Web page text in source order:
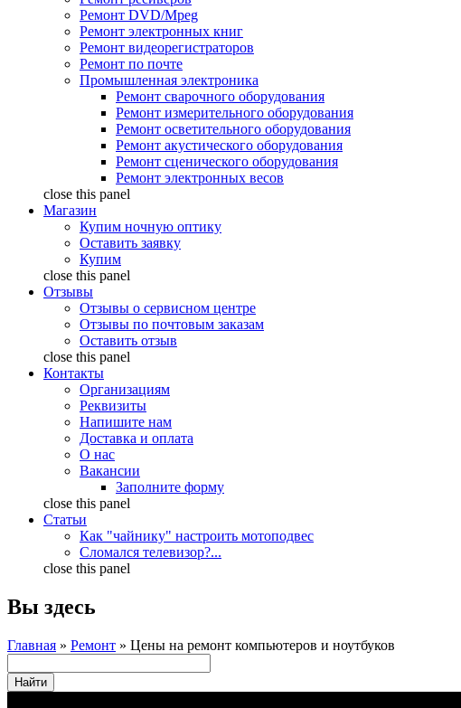
Ремонт DVD/Mpeg
Ремонт электронных книг
Ремонт видеорегистраторов
Ремонт по почте
Промышленная электроника
Ремонт сварочного оборудования
Ремонт измерительного оборудования
Ремонт осветительного оборудования
Ремонт акустического оборудования
Ремонт сценического оборудования
Ремонт электронных весов
close this panel
Магазин
Купим ночную оптику
Оставить заявку
Купим
close this panel
Отзывы
Отзывы о сервисном центре
Отзывы по почтовым заказам
Оставить отзыв
close this panel
Контакты
Организациям
Реквизиты
Напишите нам
Доставка и оплата
О нас
Вакансии
Заполните форму
close this panel
Статьи
Как "чайнику" настроить мотоподвес
Сломался телевизор?...
close this panel
Вы здесь
Главная » Ремонт » Цены на ремонт компьютеров и ноутбуков